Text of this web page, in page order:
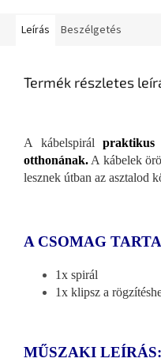
Leírás Beszélgetés
Termék részletes
A kábelspirálpraktikus
otthonának. A kábelek
lesznek útban az asztalod
A CSOMAG
1x spirál
1x klipsz a
MŰSZAKI LEÍRÁS: